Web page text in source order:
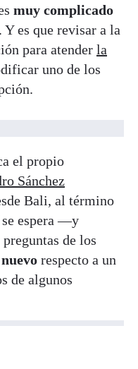
muy complicado
es que revisar a la
para atender la
uno de los
el propio
Sánchez
Bali, al término
espera —y
de los
respecto a un
de algunos